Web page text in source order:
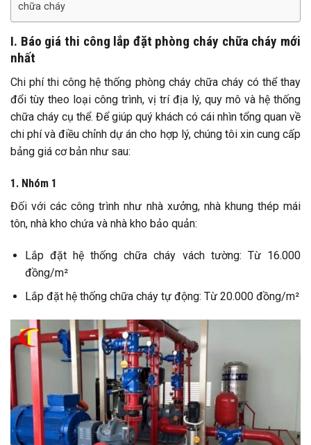
chữa cháy
I. Báo giá thi công lắp đặt phòng cháy chữa cháy mới
nhất
Chi phí thi công hệ thống phòng cháy chữa cháy có thể thay
đổi tùy theo loại công trình, vị trí địa lý, quy mô và hệ thống
chữa cháy cụ thể. Để giúp quý khách có cái nhìn tổng quan về
chi phí và điều chỉnh dự án cho hợp lý, chúng tôi xin cung cấp
bảng giá cơ bản như sau:
1. Nhóm 1
Đối với các công trình như nhà xưởng, nhà khung thép mái
tôn, nhà kho chứa và nhà kho bảo quản:
Lắp đặt hệ thống chữa cháy vách tường: Từ 16.000
đồng/m²
Lắp đặt hệ thống chữa cháy tự động: Từ 20.000 đồng/m²